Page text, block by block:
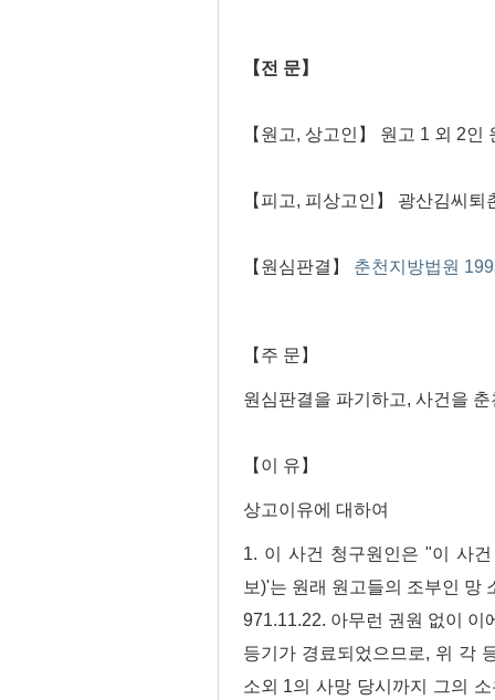
【전 문】
【원고, 상고인】 원고 1 외 2
【피고, 피상고인】 광산김씨
【원심판결】 춘천지방법원
【주 문】
원심판결을 파기하고, 사건을
【이 유】
상고이유에 대하여
1. 이 사건 청구원인은 "이 사
보)'는 원래 원고들의 조부인 망
971.11.22. 아무런 권원 없이 이
등기가 경료되었으므로, 위 각
소외 1의 사망 당시까지 그의